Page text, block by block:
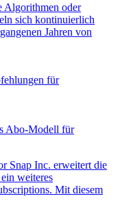
Algorithmen oder
sich kontinuierlich
Jahren von
für
Abo-Modell für
Snap Inc. erweitert die
weiteres
Mit diesem